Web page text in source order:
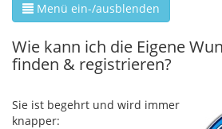
Menü ein-/ausblenden
Wie kann ich die Eigene
finden & registrieren?
Sie ist begehrt und wird immer
knapper: